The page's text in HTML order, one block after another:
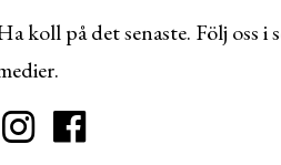
koll på det senaste. Följ oss i